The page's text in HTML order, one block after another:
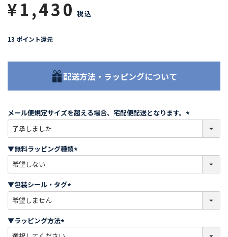
¥1,430 税込
13 ポイント還元
配送方法・ラッピングについて
メール便規定サイズを超える場合、宅配便配送となります。
必
)
▼無料ラッピング種類
必
)
▼包装シール・タグ
必
)
▼ラッピング方法